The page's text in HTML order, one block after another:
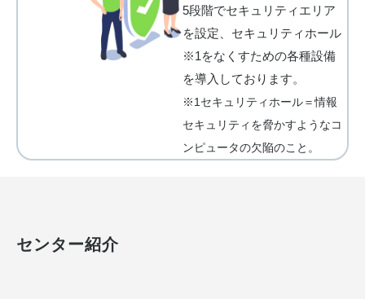
5段階でセキュリティエリア
を設定、セキュリティホール
※1をなくすための各種設備
を導⼊しております。
※1セキュリティホール＝情報
セキュリティを脅かすようなコ
ンピュータの⽋陥のこと。
センター紹介